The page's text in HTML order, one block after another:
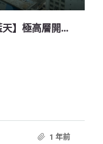
【業主盤放租: 西九四小龍碧海藍天】極高層開陽海景
1 年前